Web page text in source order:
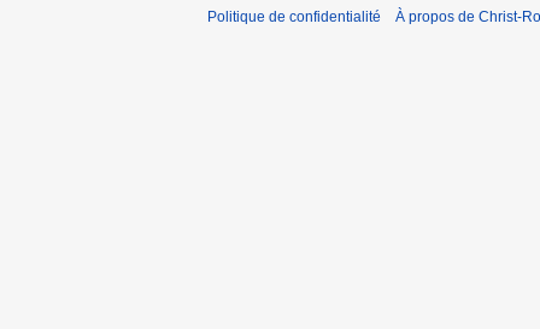
Politique de confidentialité À propos de Christ-